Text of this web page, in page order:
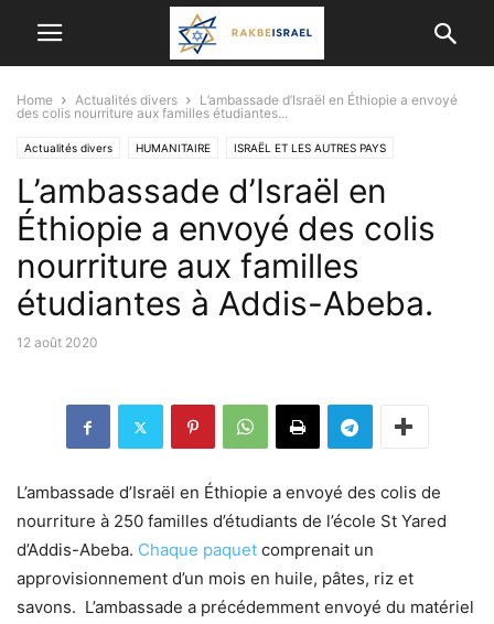
Home Actualités divers
L’ambassade d’Israël en Éthiopie a envoyé
des colis nourriture aux familles étudiantes...
Actualités divers HUMANITAIRE ISRAËL ET LES AUTRES PAYS
L’ambassade d’Israël en
Éthiopie a envoyé des colis
nourriture aux familles
étudiantes à Addis-Abeba.
12 août 2020
L’ambassade d’Israël en Éthiopie a envoyé des colis de
nourriture à 250 familles d’étudiants de l’école St Yared
d’Addis-Abeba. Chaque paquet comprenait un
approvisionnement d’un mois en huile, pâtes, riz et
savons. L’ambassade a précédemment envoyé du matériel